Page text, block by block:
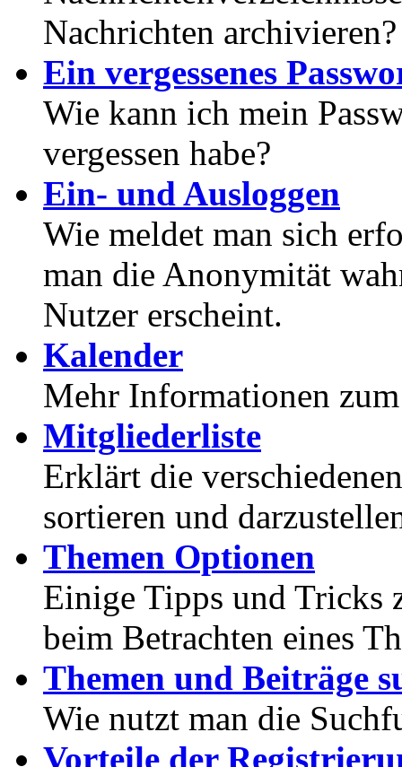
Nachrichten archivieren?
Ein vergessenes
Wie kann ich mein
vergessen habe?
Ein- und Ausloggen
Wie meldet man sich
man die Anonymität
Nutzer erscheint.
Kalender
Mehr Informationen
Mitgliederliste
Erklärt die
sortieren und
Themen Optionen
Einige Tipps und Tricks
beim Betrachten eines
Themen und Beiträge
Wie nutzt man die
Vorteile der